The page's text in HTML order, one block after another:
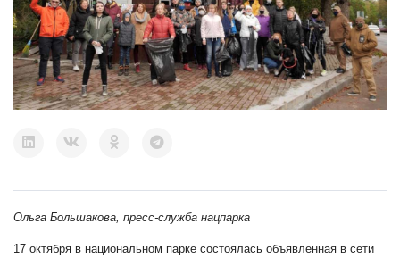
Ольга Большакова, пресс-служба нацпарка
17 октября в национальном парке состоялась объявленная в сети